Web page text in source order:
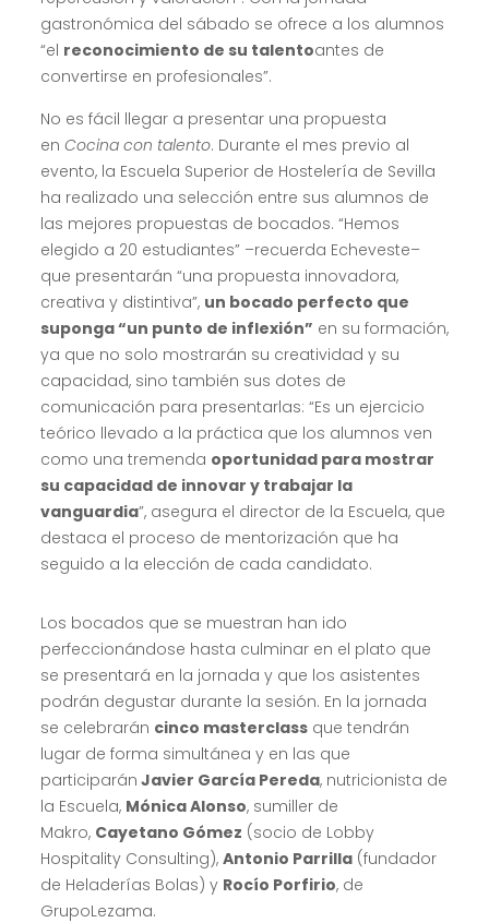
gastronómica del sábado se ofrece a los alumnos
“el reconocimiento de su talentoantes de
convertirse en profesionales”.
No es fácil llegar a presentar una propuesta
en Cocina con talento. Durante el mes previo al
evento, la Escuela Superior de Hostelería de Sevilla
ha realizado una selección entre sus alumnos de
las mejores propuestas de bocados. “Hemos
elegido a 20 estudiantes” –recuerda Echeveste–
que presentarán “una propuesta innovadora,
creativa y distintiva”, un bocado perfecto que
suponga “un punto de inflexión” en su formación,
ya que no solo mostrarán su creatividad y su
capacidad, sino también sus dotes de
comunicación para presentarlas: “Es un ejercicio
teórico llevado a la práctica que los alumnos ven
como una tremenda oportunidad para mostrar
su capacidad de innovar y trabajar la
vanguardia”, asegura el director de la Escuela, que
destaca el proceso de mentorización que ha
seguido a la elección de cada candidato.
Los bocados que se muestran han ido
perfeccionándose hasta culminar en el plato que
se presentará en la jornada y que los asistentes
podrán degustar durante la sesión. En la jornada
se celebrarán cinco masterclassque tendrán
lugar de forma simultánea y en las que
participarán Javier García Pereda, nutricionista de
la Escuela, Mónica Alonso, sumiller de
Makro, Cayetano Gómez (socio de Lobby
Hospitality Consulting), Antonio Parrilla(fundador
de Heladerías Bolas) y Rocío Porfirio, de
GrupoLezama.